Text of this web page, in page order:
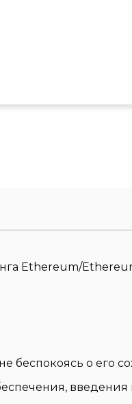
Ethereum/
беспокоясь о его
введения